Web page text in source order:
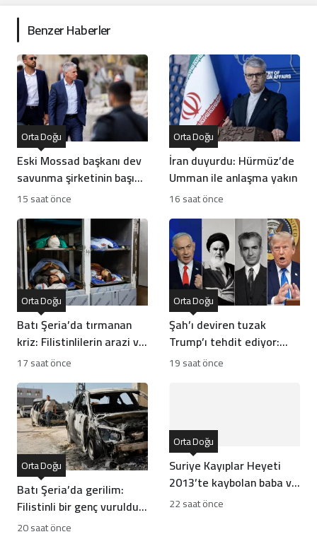
Benzer Haberler
Eski Mossad başkanı dev
savunma şirketinin başına
geçti
Orta Doğu
15 saat önce
İran duyurdu: Hürmüz’de
Umman ile anlaşma yakın
Orta Doğu
16 saat önce
Batı Şeria’da tırmanan
kriz: Filistinlilerin arazi ve
mülklerine baskı artıyor
Orta Doğu
17 saat önce
Şah’ı deviren tuzak
Trump’ı tehdit ediyor:
Batı İran rejiminin
Orta Doğu
19 saat önce
Batı Şeria’da gerilim:
Filistinli bir genç vuruldu,
sınıflar yıkıldı
Orta Doğu
20 saat önce
Suriye Kayıplar Heyeti
2013’te kaybolan baba ve
oğlun akıbetini açıkladı
Orta Doğu
22 saat önce